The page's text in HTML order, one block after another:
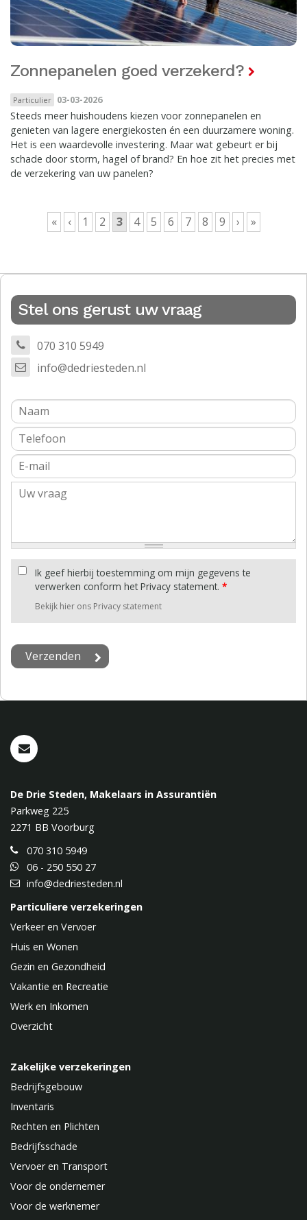
Zonnepanelen goed verzekerd?
Particulier 03-03-2026
Steeds meer huishoudens kiezen voor zonnepanelen en
genieten van lagere energiekosten én een duurzamere woning.
Het is een waardevolle investering. Maar wat gebeurt er bij
schade door storm, hagel of brand? En hoe zit het precies met
de verzekering van uw panelen?
Pagina's
« ‹ 1 2 3 4 5 6 7 8 9 › »
Stel ons gerust uw vraag
070 310 5949
info@dedriesteden.nl
Ik geef hierbij toestemming om mijn gegevens te
verwerken conform het Privacy statement. *
Bekijk hier ons Privacy statement
De Drie Steden, Makelaars in Assurantiën
Parkweg 225
2271 BB Voorburg
070 310 5949
06 - 250 550 27
info@dedriesteden.nl
Particuliere verzekeringen
Verkeer en Vervoer
Huis en Wonen
Gezin en Gezondheid
Vakantie en Recreatie
Werk en Inkomen
Overzicht
Zakelijke verzekeringen
Bedrijfsgebouw
Inventaris
Rechten en Plichten
Bedrijfsschade
Vervoer en Transport
Voor de ondernemer
Voor de werknemer